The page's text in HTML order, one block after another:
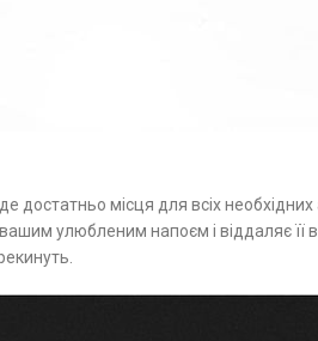
достатньо місця для всіх
улюбленим напоєм і віддаляє її